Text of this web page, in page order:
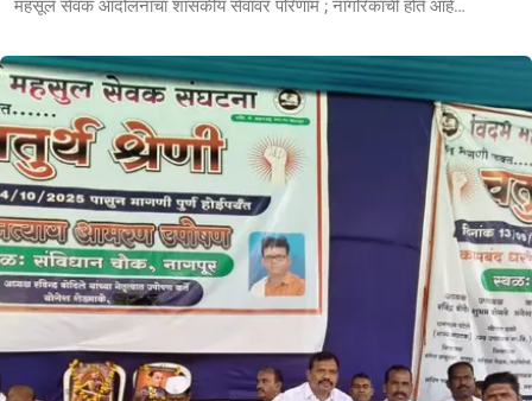
महसूल सेवक आंदोलनाचा शासकीय सेवांवर परिणाम ; नागरिकांची होत आहे गैरसोय ” प्रशासनाने लवकरात लवकर निर्णय घ्यावा नागरिकांची मागणी.